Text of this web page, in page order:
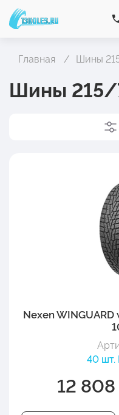
Главная Шины
Шины 215/
Nexen
40 шт.
12 808